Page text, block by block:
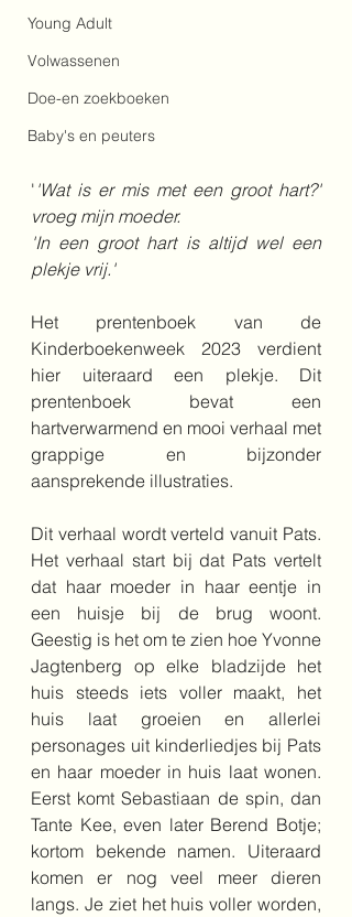
Young Adult
Volwassenen
Doe-en zoekboeken
Baby's en peuters
' 'Wat is er mis met een groot hart?'
vroeg mijn moeder.
'In een groot hart is altijd wel een
plekje vrij.'
Het prentenboek van de
Kinderboekenweek 2023 verdient
hier uiteraard een plekje. Dit
prentenboek bevat een
hartverwarmend en mooi verhaal met
grappige en bijzonder
aansprekende illustraties.
Dit verhaal wordt verteld vanuit Pats.
Het verhaal start bij dat Pats vertelt
dat haar moeder in haar eentje in
een huisje bij de brug woont.
Geestig is het om te zien hoe Yvonne
Jagtenberg op elke bladzijde het
huis steeds iets voller maakt, het
huis laat groeien en allerlei
personages uit kinderliedjes bij Pats
en haar moeder in huis laat wonen.
Eerst komt Sebastiaan de spin, dan
Tante Kee, even later Berend Botje;
kortom bekende namen. Uiteraard
komen er nog veel meer dieren
langs. Je ziet het huis voller worden,